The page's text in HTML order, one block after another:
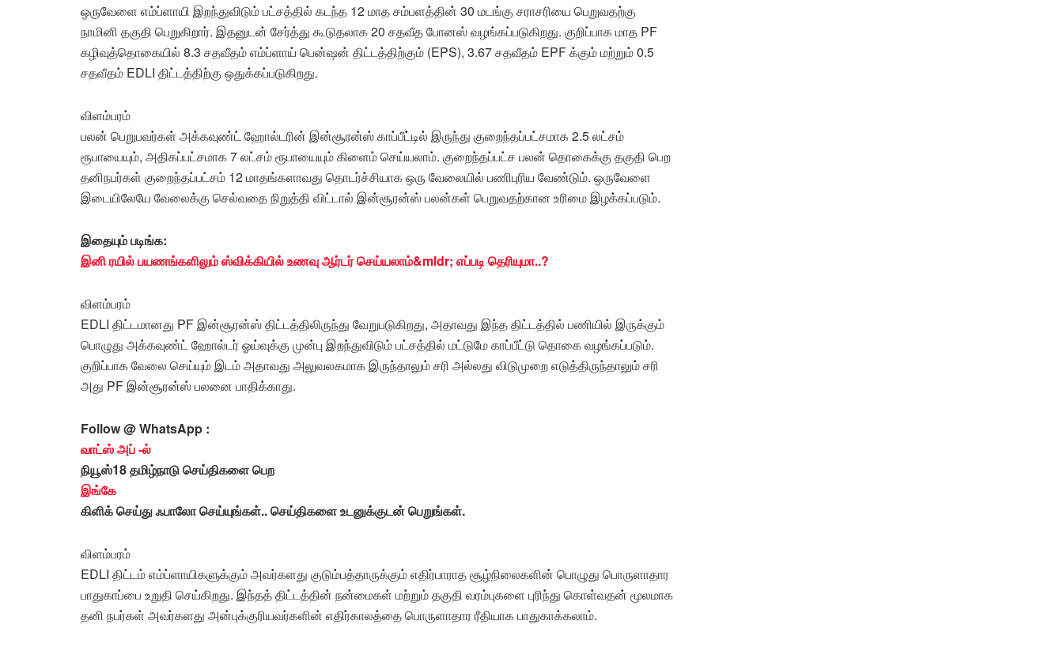
ஒருவேளை எம்ப்ளாயி இறந்துவிடும் பட்சத்தில் கடந்த 12 மாத சம்பளத்தின் 30 மடங்கு சராசரியை பெறுவதற்கு
நாமினி தகுதி பெறுகிறார். இதனுடன் சேர்த்து கூடுதலாக 20 சதவீத போனஸ் வழங்கப்படுகிறது. குறிப்பாக மாத PF
கழிவுத்தொகையில் 8.3 சதவீதம் எம்ப்ளாய் பென்ஷன் திட்டத்திற்கும் (EPS), 3.67 சதவீதம் EPF க்கும் மற்றும் 0.5
சதவீதம் EDLI திட்டத்திற்கு ஒதுக்கப்படுகிறது.
விளம்பரம்
பலன் பெறுபவர்கள் அக்கவுண்ட் ஹோல்டரின் இன்சூரன்ஸ் காப்பீட்டில் இருந்து குறைந்தப்பட்சமாக 2.5 லட்சம்
ரூபாயையும், அதிகப்பட்சமாக 7 லட்சம் ரூபாயையும் கிளைம் செய்யலாம். குறைந்தப்பட்ச பலன் தொகைக்கு தகுதி பெற
தனிநபர்கள் குறைந்தப்பட்சம் 12 மாதங்களாவது தொடர்ச்சியாக ஒரு வேலையில் பணிபுரிய வேண்டும். ஒருவேளை
இடையிலேயே வேலைக்கு செல்வதை நிறுத்தி விட்டால் இன்சூரன்ஸ் பலன்கள் பெறுவதற்கான உரிமை இழக்கப்படும்.
இதையும் படிங்க:
இனி ரயில் பயணங்களிலும் ஸ்விக்கியில் உணவு ஆர்டர் செய்யலாம்&mldr; எப்படி தெரியுமா..?
விளம்பரம்
EDLI திட்டமானது PF இன்சூரன்ஸ் திட்டத்திலிருந்து வேறுபடுகிறது, அதாவது இந்த திட்டத்தில் பணியில் இருக்கும்
பொழுது அக்கவுண்ட் ஹோல்டர் ஓய்வுக்கு முன்பு இறந்துவிடும் பட்சத்தில் மட்டுமே காப்பீட்டு தொகை வழங்கப்படும்.
குறிப்பாக வேலை செய்யும் இடம் அதாவது அலுவலகமாக இருந்தாலும் சரி அல்லது விடுமுறை எடுத்திருந்தாலும் சரி
அது PF இன்சூரன்ஸ் பலனை பாதிக்காது.
Follow @ WhatsApp :
வாட்ஸ் அப் -ல்
நியூஸ்18 தமிழ்நாடு செய்திகளை பெற
இங்கே
கிளிக் செய்து ஃபாலோ செய்யுங்கள்.. செய்திகளை உடனுக்குடன் பெறுங்கள்.
விளம்பரம்
EDLI திட்டம் எம்ப்ளாயிகளுக்கும் அவர்களது குடும்பத்தாருக்கும் எதிர்பாராத சூழ்நிலைகளின் பொழுது பொருளாதார
பாதுகாப்பை உறுதி செய்கிறது. இந்தத் திட்டத்தின் நன்மைகள் மற்றும் தகுதி வரம்புகளை புரிந்து கொள்வதன் மூலமாக
தனி நபர்கள் அவர்களது அன்புக்குரியவர்களின் எதிர்காலத்தை பொருளாதார ரீதியாக பாதுகாக்கலாம்.